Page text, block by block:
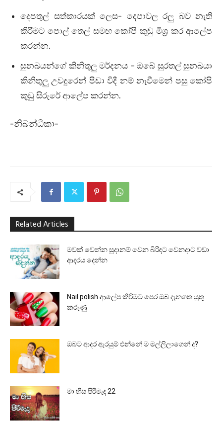
දෙපතුල් සත්කාරයක් ලෙස- දෙපාවල රලු බව නැති
කිරීමට පොල් තෙල් සමඟ කෝපි කුඩු මිශ්‍ර කර ආලේප
කරන්න.
සුනඛයන්ගේ කිනිතුලු මර්දනය – ඔබේ සුරතල් සුනඛයා
කිනිතුලු උවදුරෙන් පීඩා විදී නම් නෑවීමෙන් පසු කෝපි
කුඩු සිරුරේ ආලේප කරන්න.
-නිබන්ධිකා-
Related Articles
මවක් වෙන්න සූදානම් වෙන බිරිඳට වෙනදාට වඩා
ආදරය දෙන්න
Nail polish ආලේප කිරීමට පෙර ඔබ දැනගත යුතු
කරුණු
ඔබට ආදර ඇරයුම් එන්නේ ම මල්ලිලාගෙන් ද?
මා හිස පිරිමැද 22